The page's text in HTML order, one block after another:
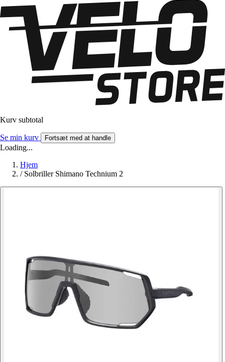
Kurv subtotal
Se min kurv Fortsæt med at handle
Loading...
Hjem
/ Solbriller Shimano Technium 2